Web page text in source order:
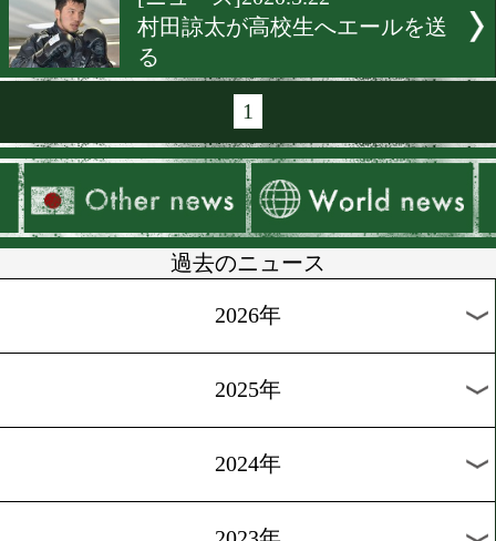
日本ボクシング連盟が練習
を寄付
[連盟]2020.6.6
全日本選手権を11月に開催!
[アンケート]2020.5.26
ジム関係者にもぜひ協力を!
[オンライン講義]2020.5.23
介特別講師
[ニュース]2020.5.22